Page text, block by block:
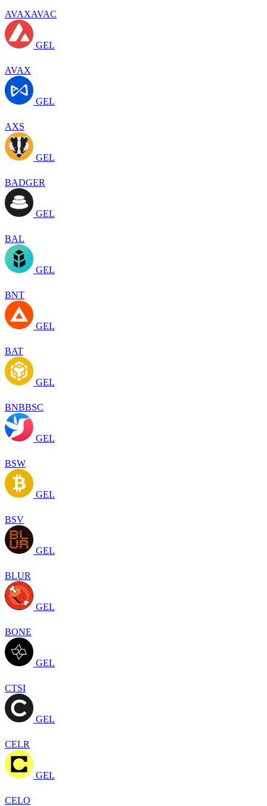
AVAXAVAC
GEL
AVAX
GEL
AXS
GEL
BADGER
GEL
BAL
GEL
BNT
GEL
BAT
GEL
BNBBSC
GEL
BSW
GEL
BSV
GEL
BLUR
GEL
BONE
GEL
CTSI
GEL
CELR
GEL
CELO